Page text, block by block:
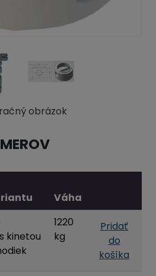
obrázok
Váha
kinetou
1220
kg
Pridať
do
košíka